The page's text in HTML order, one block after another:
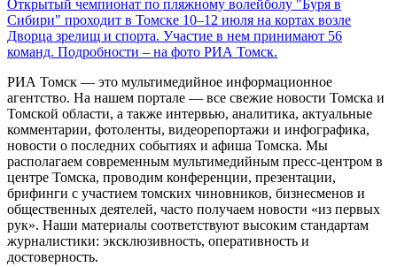
Открытый чемпионат по пляжному волейболу "Буря в
Сибири" проходит в Томске 10–12 июля на кортах возле
Дворца зрелищ и спорта. Участие в нем принимают 56
команд. Подробности – на фото РИА Томск.
РИА Томск — это мультимедийное информационное
агентство. На нашем портале — все свежие новости Томска и
Томской области, а также интервью, аналитика, актуальные
комментарии, фотоленты, видеорепортажи и инфографика,
новости о последних событиях и афиша Томска. Мы
располагаем современным мультимедийным пресс-центром в
центре Томска, проводим конференции, презентации,
брифинги с участием томских чиновников, бизнесменов и
общественных деятелей, часто получаем новости «из первых
рук». Наши материалы соответствуют высоким стандартам
журналистики: эксклюзивность, оперативность и
достоверность.